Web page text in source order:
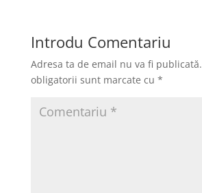
Introdu Comentariu
Adresa ta de email nu va fi publicată.
obligatorii sunt marcate cu *